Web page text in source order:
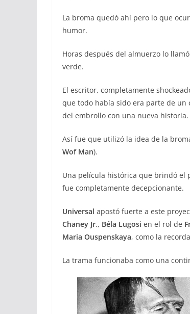
La broma quedó ahí pero lo que
humor.
Horas después del almuerzo lo
verde.
El escritor, completamente
que todo había sido era parte de
del embrollo con una nueva historia.
Así fue que utilizó la idea de la
Wof Man).
Una película histórica que brindó el
fue completamente decepcionante.
Universal apostó fuerte a este
Chaney Jr., Béla Lugosi en el rol de
Maria Ouspenskaya, como la
La trama funcionaba como una